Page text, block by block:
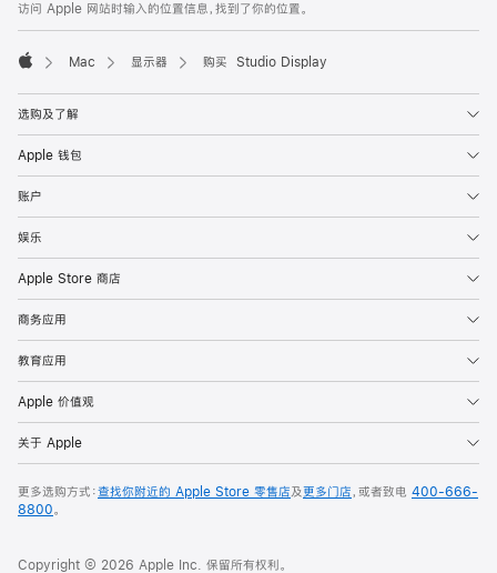
访问 Apple 网站时输入的位置信息，找到了你的位置。
Mac 显示器 购买 Studio Display
选购及了解
Apple 钱包
账户
娱乐
Apple Store 商店
商务应用
教育应用
Apple 价值观
关于 Apple
更多选购方式：查找你附近的 Apple Store 零售店及更多门店，或者致电 400-666-
8800。
Copyright © 2026 Apple Inc. 保留所有权利。